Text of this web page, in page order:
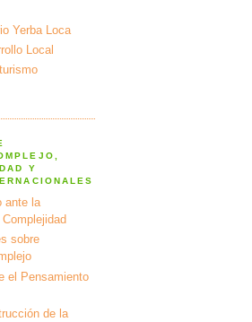
Yerba Loca
Local
Y
ante la
sobre
el Pensamiento
de la